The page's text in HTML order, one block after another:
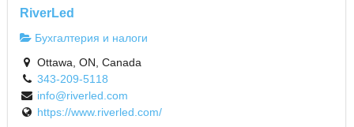
RiverLed
Бухгалтерия и налоги
Ottawa, ON, Canada
343-209-5118
info@riverled.com
https://www.riverled.com/